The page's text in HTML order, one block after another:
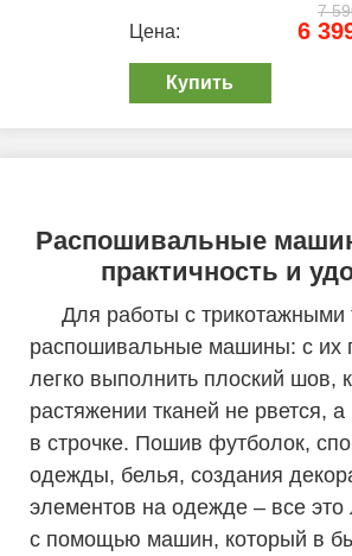
7
Цена: 6
Купить
Распошивальные
практичность и
Для работы с трикотажными
распошивальные машины: с
легко выполнить плоский шов,
растяжении тканей не рвется, а
в строчке. Пошив футболок,
одежды, белья, создания
элементов на одежде – все это
с помощью машин, который в